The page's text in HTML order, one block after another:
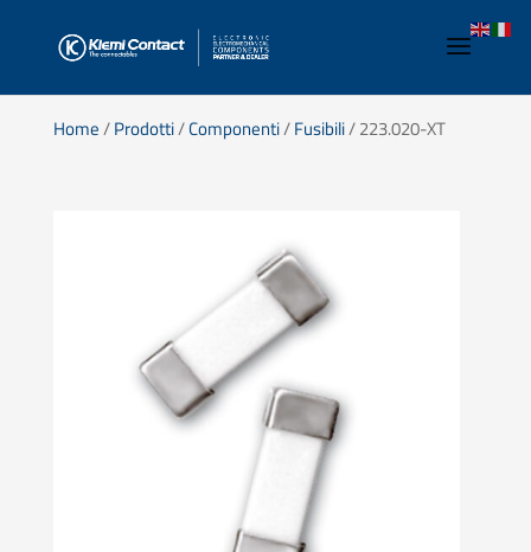
Home/Prodotti/Componenti/Fusibili/ 223.020-XT